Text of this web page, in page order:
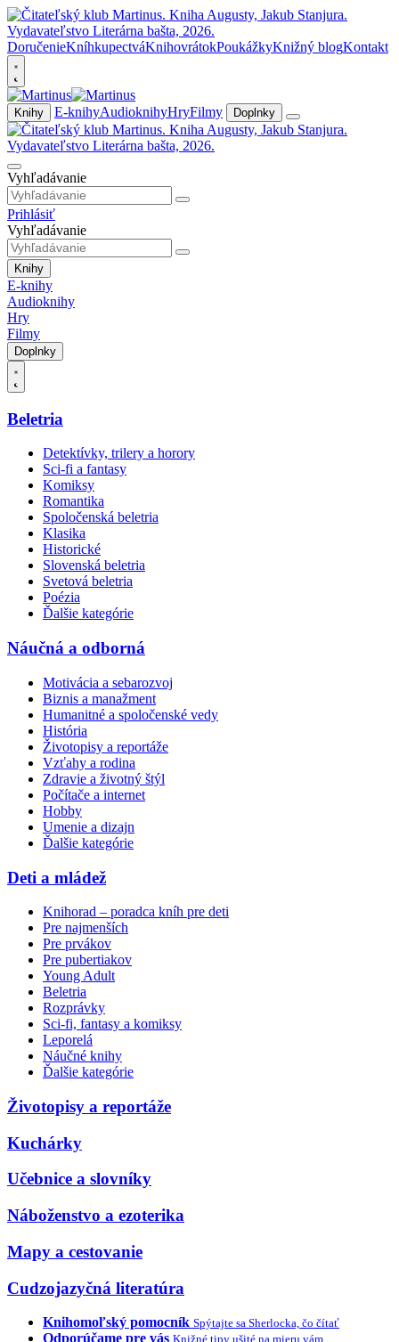
DoručenieKníhkupectváKnihovrátokPoukážkyKnižný blogKontakt
Knihy E-knihyAudioknihyHryFilmy Doplnky
Vyhľadávanie
Prihlásiť
Vyhľadávanie
Knihy
E-knihy
Audioknihy
Hry
Filmy
Doplnky
Beletria
Detektívky, trilery a horory
Sci-fi a fantasy
Komiksy
Romantika
Spoločenská beletria
Klasika
Historické
Slovenská beletria
Svetová beletria
Poézia
Ďalšie kategórie
Náučná a odborná
Motivácia a sebarozvoj
Biznis a manažment
Humanitné a spoločenské vedy
História
Životopisy a reportáže
Vzťahy a rodina
Zdravie a životný štýl
Počítače a internet
Hobby
Umenie a dizajn
Ďalšie kategórie
Deti a mládež
Knihorad – poradca kníh pre deti
Pre najmenších
Pre prvákov
Pre pubertiakov
Young Adult
Beletria
Rozprávky
Sci-fi, fantasy a komiksy
Leporelá
Náučné knihy
Ďalšie kategórie
Životopisy a reportáže
Kuchárky
Učebnice a slovníky
Náboženstvo a ezoterika
Mapy a cestovanie
Cudzojazyčná literatúra
Knihomoľský pomocník Spýtajte sa Sherlocka, čo čítať
Odporúčame pre vás Knižné tipy ušité na mieru vám